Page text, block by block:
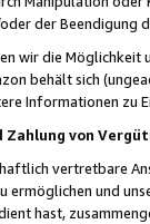
der Beendigung
wir die Möglichkeit
behält sich
Informationen zu
Zahlung von
vertretbare
ermöglichen und
hast,